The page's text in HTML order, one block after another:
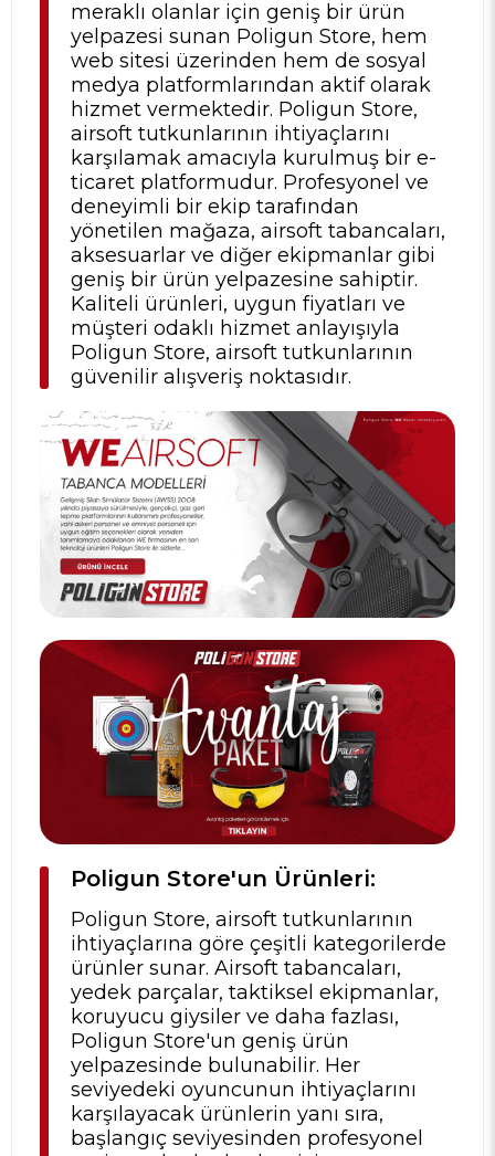
meraklı olanlar için geniş bir ürün
yelpazesi sunan Poligun Store, hem
web sitesi üzerinden hem de sosyal
medya platformlarından aktif olarak
hizmet vermektedir. Poligun Store,
airsoft tutkunlarının ihtiyaçlarını
karşılamak amacıyla kurulmuş bir e-
ticaret platformudur. Profesyonel ve
deneyimli bir ekip tarafından
yönetilen mağaza, airsoft tabancaları,
aksesuarlar ve diğer ekipmanlar gibi
geniş bir ürün yelpazesine sahiptir.
Kaliteli ürünleri, uygun fiyatları ve
müşteri odaklı hizmet anlayışıyla
Poligun Store, airsoft tutkunlarının
güvenilir alışveriş noktasıdır.
Poligun Store'un Ürünleri:
Poligun Store, airsoft tutkunlarının
ihtiyaçlarına göre çeşitli kategorilerde
ürünler sunar. Airsoft tabancaları,
yedek parçalar, taktiksel ekipmanlar,
koruyucu giysiler ve daha fazlası,
Poligun Store'un geniş ürün
yelpazesinde bulunabilir. Her
seviyedeki oyuncunun ihtiyaçlarını
karşılayacak ürünlerin yanı sıra,
başlangıç seviyesinden profesyonel